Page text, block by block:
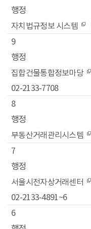
행정
자치법규정보 시스템
9
행정
집합건물통합정보마당
02-2133-7708
8
행정
부동산거래관리시스템
7
행정
서울시전자상거래센터
02-2133-4891~6
6